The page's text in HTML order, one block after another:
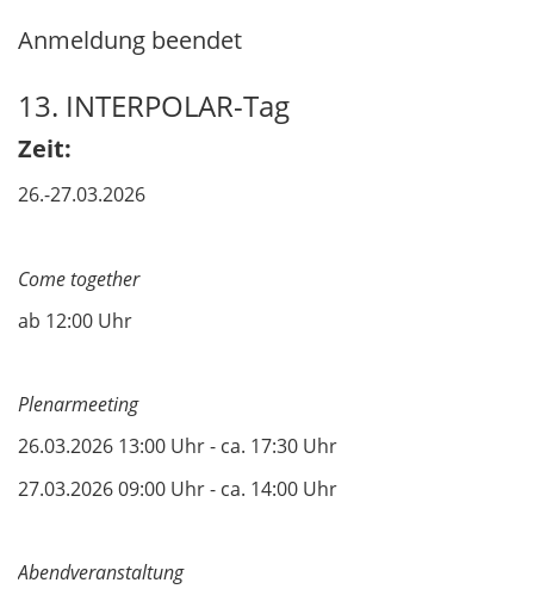
Anmeldung beendet
13. INTERPOLAR-Tag
Zeit:
26.-27.03.2026
Come together
ab 12:00 Uhr
Plenarmeeting
26.03.2026 13:00 Uhr - ca. 17:30 Uhr
27.03.2026 09:00 Uhr - ca. 14:00 Uhr
Abendveranstaltung